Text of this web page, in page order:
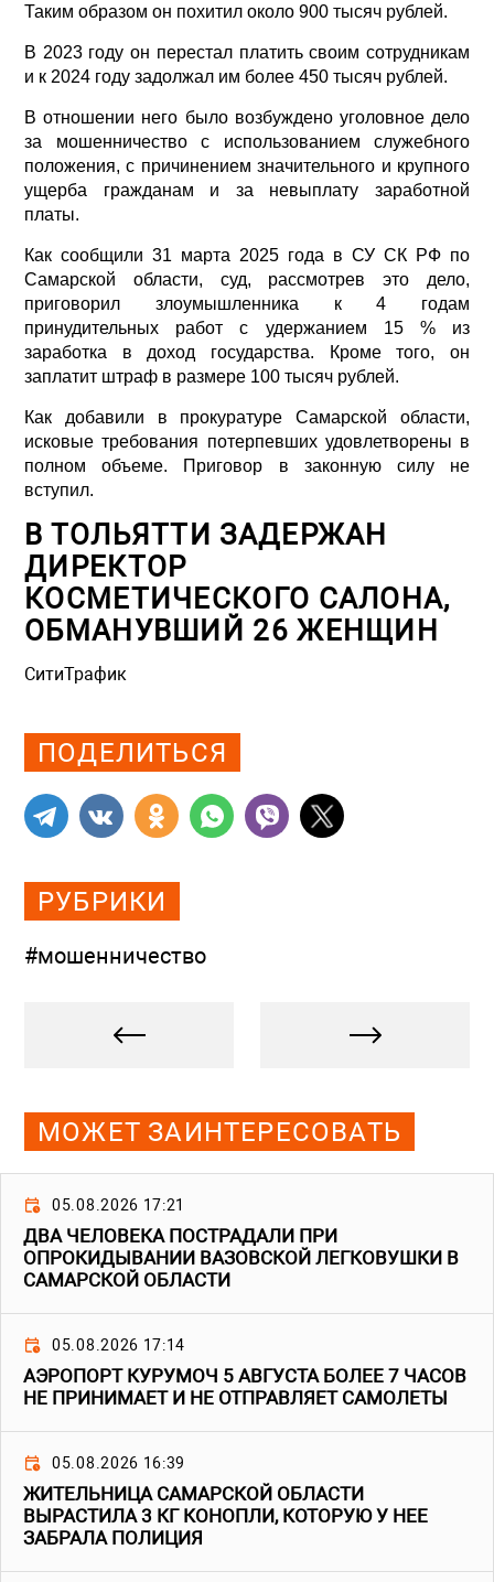
Таким образом он похитил около 900 тысяч рублей.
В 2023 году он перестал платить своим сотрудникам
и к 2024 году задолжал им более 450 тысяч рублей.
В отношении него было возбуждено уголовное дело
за мошенничество с использованием служебного
положения, с причинением значительного и крупного
ущерба гражданам и за невыплату заработной
платы.
Как сообщили 31 марта 2025 года в СУ СК РФ по
Самарской области, суд, рассмотрев это дело,
приговорил злоумышленника к 4 годам
принудительных работ с удержанием 15 % из
заработка в доход государства. Кроме того, он
заплатит штраф в размере 100 тысяч рублей.
Как добавили в прокуратуре Самарской области,
исковые требования потерпевших удовлетворены в
полном объеме. Приговор в законную силу не
вступил.
В ТОЛЬЯТТИ ЗАДЕРЖАН
ДИРЕКТОР
КОСМЕТИЧЕСКОГО САЛОНА,
ОБМАНУВШИЙ 26 ЖЕНЩИН
СитиТрафик
ПОДЕЛИТЬСЯ
РУБРИКИ
#мошенничество
МОЖЕТ ЗАИНТЕРЕСОВАТЬ
05.08.2026 17:21
ДВА ЧЕЛОВЕКА ПОСТРАДАЛИ ПРИ
ОПРОКИДЫВАНИИ ВАЗОВСКОЙ ЛЕГКОВУШКИ В
САМАРСКОЙ ОБЛАСТИ
05.08.2026 17:14
АЭРОПОРТ КУРУМОЧ 5 АВГУСТА БОЛЕЕ 7 ЧАСОВ
НЕ ПРИНИМАЕТ И НЕ ОТПРАВЛЯЕТ САМОЛЕТЫ
05.08.2026 16:39
ЖИТЕЛЬНИЦА САМАРСКОЙ ОБЛАСТИ
ВЫРАСТИЛА 3 КГ КОНОПЛИ, КОТОРУЮ У НЕЕ
ЗАБРАЛА ПОЛИЦИЯ